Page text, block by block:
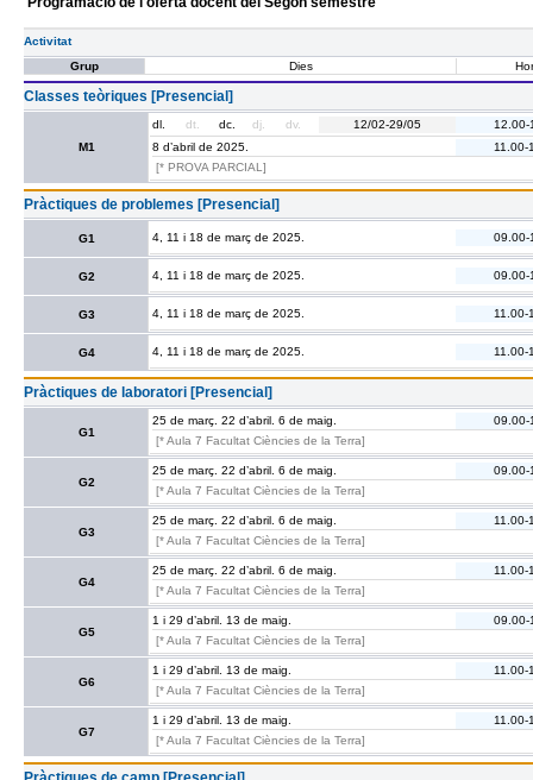
Activitat
Grup
Dies
Classes teòriques [Presencial]
M1
dl. dt. dc. dj. dv. 12/02-29/05
12.00-
8 d’abril de 2025.
11.00-
[* PROVA PARCIAL]
Pràctiques de problemes [Presencial]
G1 4, 11 i 18 de març de 2025. 09.00-
G2 4, 11 i 18 de març de 2025. 09.00-
G3 4, 11 i 18 de març de 2025. 11.00-
G4 4, 11 i 18 de març de 2025. 11.00-
Pràctiques de laboratori [Presencial]
G1
25 de març. 22 d’abril. 6 de maig.
09.00-
[* Aula 7 Facultat Ciències de la Terra]
G2
25 de març. 22 d’abril. 6 de maig.
09.00-
[* Aula 7 Facultat Ciències de la Terra]
G3
25 de març. 22 d’abril. 6 de maig.
11.00-
[* Aula 7 Facultat Ciències de la Terra]
G4
25 de març. 22 d’abril. 6 de maig.
11.00-
[* Aula 7 Facultat Ciències de la Terra]
G5
1 i 29 d’abril. 13 de maig.
09.00-
[* Aula 7 Facultat Ciències de la Terra]
G6
1 i 29 d’abril. 13 de maig.
11.00-
[* Aula 7 Facultat Ciències de la Terra]
G7
1 i 29 d’abril. 13 de maig.
11.00-
[* Aula 7 Facultat Ciències de la Terra]